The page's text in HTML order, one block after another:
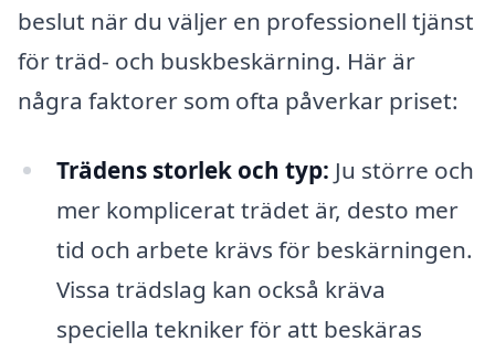
beslut när du väljer en professionell tjänst
för träd- och buskbeskärning. Här är
några faktorer som ofta påverkar priset:
Trädens storlek och typ: Ju större och
mer komplicerat trädet är, desto mer
tid och arbete krävs för beskärningen.
Vissa trädslag kan också kräva
speciella tekniker för att beskäras